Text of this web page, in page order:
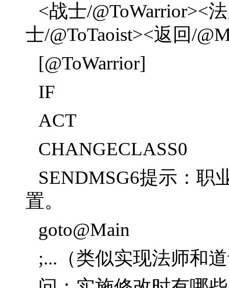
<战士/@ToWarrior><
士/@ToTaoist><返回/
[@ToWarrior]
IF
ACT
CHANGECLASS0
SENDMSG6提示：职
置。
goto@Main
;...（类似实现法师和